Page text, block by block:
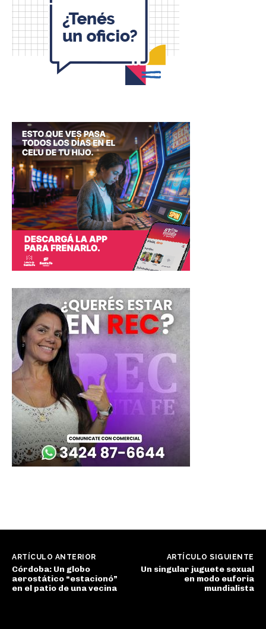
ARTÍCULO ANTERIOR
Córdoba: Un globo
aerostático “estacionó”
en el patio de una vecina
ARTÍCULO SIGUIENTE
Un singular juguete sexual
en modo euforia
mundialista